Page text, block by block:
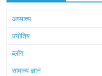
अध्यात्म
ज्योतिष
ब्लॉग
सामान्य ज्ञान